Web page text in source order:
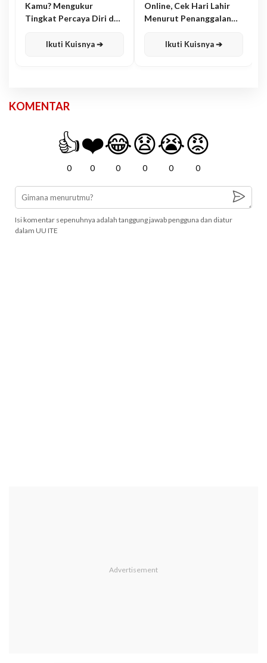
Kamu? Mengukur
Tingkat Percaya Diri dan
Ikuti Kuisnya ➔
Online, Cek Hari Lahir
Menurut Penanggalan
Ikuti Kuisnya ➔
KOMENTAR
👍
0
❤️
0
😂
0
😧
0
😭
0
😡
0
Isi komentar sepenuhnya adalah tanggung jawab pengguna dan diatur
dalam UU ITE